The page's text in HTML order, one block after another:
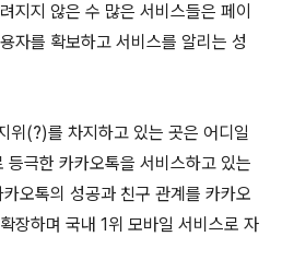
지지 않은 수 많은 서비스들은 페이
자를 확보하고 서비스를 알리는 성
위(?)를 차지하고 있는 곳은 어디일
등극한 카카오톡을 서비스하고 있는
오톡의 성공과 친구 관계를 카카오
장하며 국내 1위 모바일 서비스로 자